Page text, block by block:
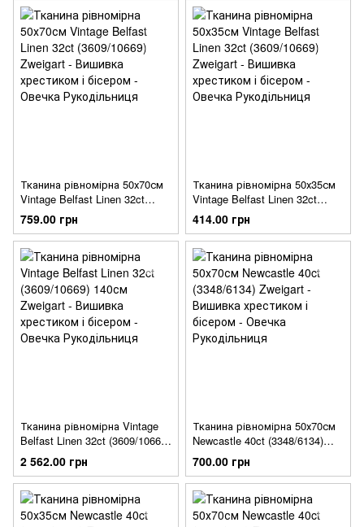
Тканина рівномірна 50х70см
Vintage Belfast Linen 32ct
(3609/10669) Zweigart
759.00 грн
Тканина рівномірна 50х35см
Vintage Belfast Linen 32ct
(3609/10669) Zweigart
414.00 грн
Тканина рівномірна Vintage
Belfast Linen 32ct (3609/10669)
140см Zweigart
2 562.00 грн
Тканина рівномірна 50х70см
Newcastle 40ct (3348/6134)
Zweigart
700.00 грн